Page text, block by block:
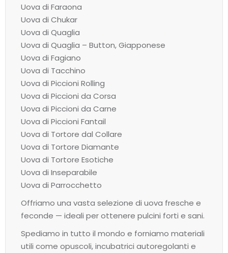
Uova di Faraona
Uova di Chukar
Uova di Quaglia
Uova di Quaglia – Button, Giapponese
Uova di Fagiano
Uova di Tacchino
Uova di Piccioni Rolling
Uova di Piccioni da Corsa
Uova di Piccioni da Carne
Uova di Piccioni Fantail
Uova di Tortore dal Collare
Uova di Tortore Diamante
Uova di Tortore Esotiche
Uova di Inseparabile
Uova di Parrocchetto
Offriamo una vasta selezione di uova fresche e
feconde — ideali per ottenere pulcini forti e sani.
Spediamo in tutto il mondo e forniamo materiali
utili come opuscoli, incubatrici autoregolanti e